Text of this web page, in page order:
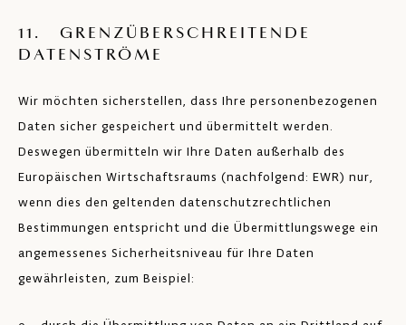
11. GRENZÜBERSCHREITENDE
DATENSTRÖME
Wir möchten sicherstellen, dass Ihre personenbezogenen
Daten sicher gespeichert und übermittelt werden.
Deswegen übermitteln wir Ihre Daten außerhalb des
Europäischen Wirtschaftsraums (nachfolgend: EWR) nur,
wenn dies den geltenden datenschutzrechtlichen
Bestimmungen entspricht und die Übermittlungswege ein
angemessenes Sicherheitsniveau für Ihre Daten
gewährleisten, zum Beispiel: